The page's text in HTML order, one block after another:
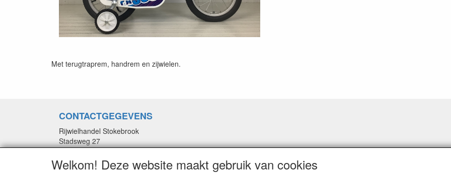
Met terugtraprem, handrem en zijwielen.
CONTACTGEGEVENS
Rijwielhandel Stokebrook
Stadsweg 27
9917 PV Wirdum (Gn.)
E-mail: stokebrook@xs4all.nl
Welkom! Deze website maakt gebruik van cookies